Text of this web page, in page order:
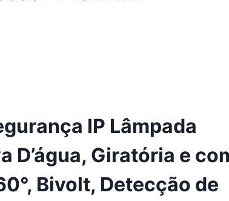
IP Lâmpada
D’água, Giratória e
Bivolt, Detecção de